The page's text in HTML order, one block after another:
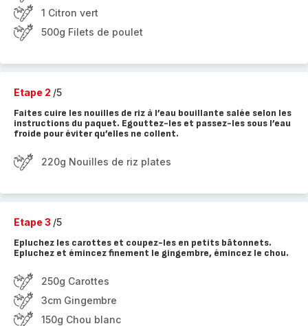
1 Citron vert
500g Filets de poulet
Etape 2 /5
Faites cuire les nouilles de riz à l’eau bouillante salée selon les
instructions du paquet. Egouttez-les et passez-les sous l’eau
froide pour éviter qu’elles ne collent.
220g Nouilles de riz plates
Etape 3 /5
Epluchez les carottes et coupez-les en petits bâtonnets.
Epluchez et émincez finement le gingembre, émincez le chou.
250g Carottes
3cm Gingembre
150g Chou blanc